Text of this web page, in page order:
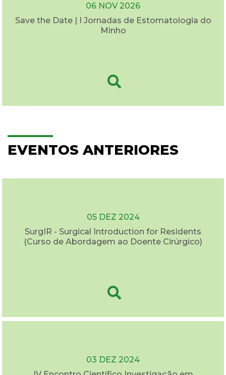
06 NOV 2026
Save the Date | I Jornadas de Estomatologia do
Minho
EVENTOS ANTERIORES
05 DEZ 2024
SurgIR - Surgical Introduction for Residents
(Curso de Abordagem ao Doente Cirúrgico)
03 DEZ 2024